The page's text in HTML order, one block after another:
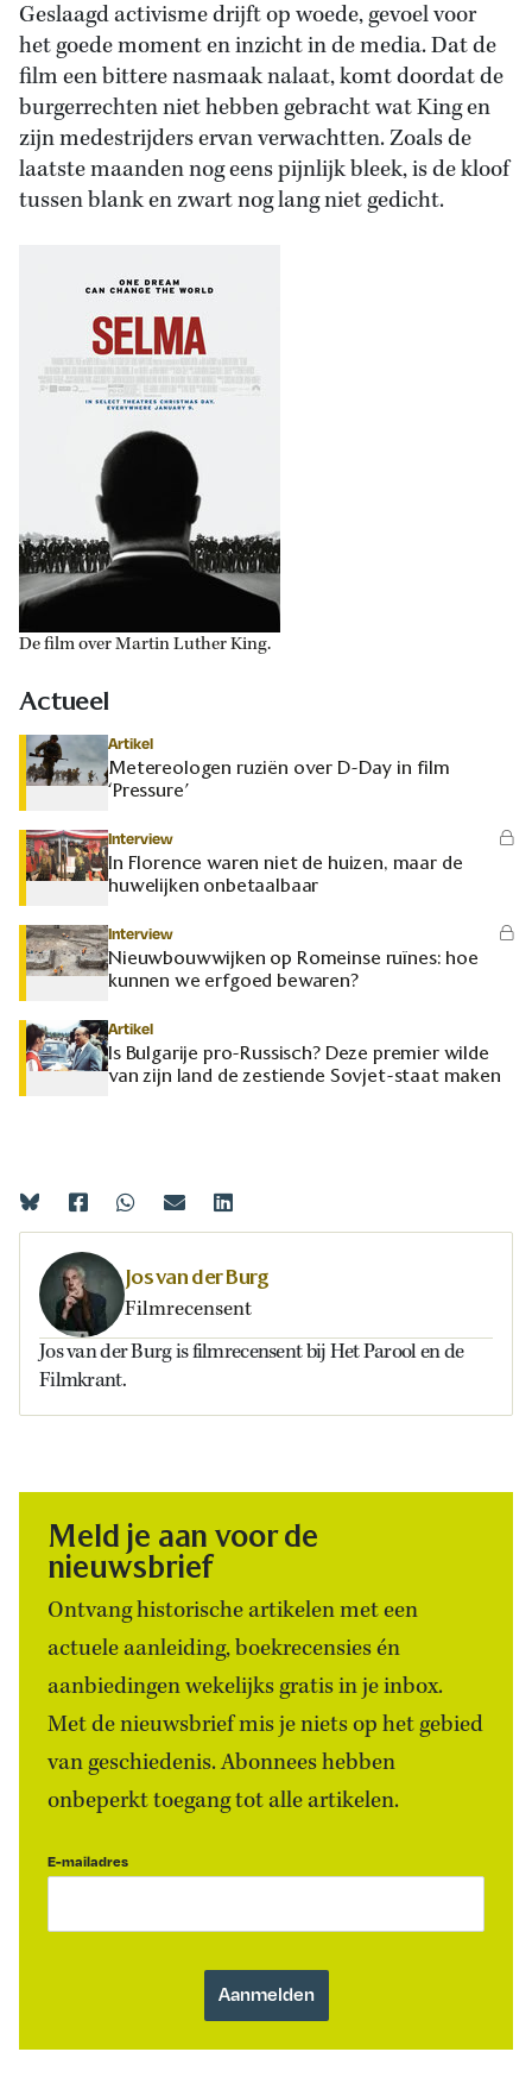
Geslaagd activisme drijft op woede, gevoel voor
het goede moment en inzicht in de media. Dat de
film een bittere nasmaak nalaat, komt doordat de
burgerrechten niet hebben gebracht wat King en
zijn medestrijders ervan verwachtten. Zoals de
laatste maanden nog eens pijnlijk bleek, is de kloof
tussen blank en zwart nog lang niet gedicht.
De film over Martin Luther King.
Actueel
Artikel
Metereologen ruziën over D-Day in film
‘Pressure’
Interview
In Florence waren niet de huizen, maar de
huwelijken onbetaalbaar
Interview
Nieuwbouwwijken op Romeinse ruïnes: hoe
kunnen we erfgoed bewaren?
Artikel
Is Bulgarije pro-Russisch? Deze premier wilde
van zijn land de zestiende Sovjet-staat maken
Jos van der Burg
Filmrecensent
Jos van der Burg is filmrecensent bij Het Parool en de
Filmkrant.
Meld je aan voor de
nieuwsbrief
Ontvang historische artikelen met een
actuele aanleiding, boekrecensies én
aanbiedingen wekelijks gratis in je inbox.
Met de nieuwsbrief mis je niets op het gebied
van geschiedenis. Abonnees hebben
onbeperkt toegang tot alle artikelen.
E-mailadres